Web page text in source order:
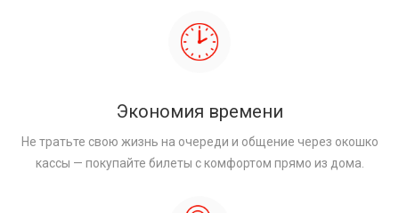
Экономия времени
Не тратьте свою жизнь на очереди и общение через окошко
кассы — покупайте билеты с комфортом прямо из дома.